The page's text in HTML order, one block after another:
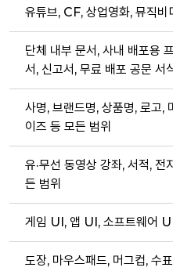
유튜브, CF, 상업영화, 뮤직비
단체 내부 문서, 사내 배포용
서, 신고서, 무료 배포 공문 서
사명, 브랜드명, 상품명, 로고,
이즈 등 모든 범위
유·무선 동영상 강좌, 서적, 전
든 범위
게임 UI, 앱 UI, 소프트웨어
도장, 마우스패드, 머그컵, 수